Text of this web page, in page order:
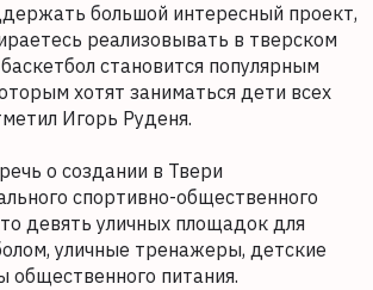
большой интересный проект,
реализовывать в тверском
становится популярным
хотят заниматься дети всех
Игорь Руденя.
о создании в Твери
спортивно-общественного
девять уличных площадок для
уличные тренажеры, детские
общественного питания.